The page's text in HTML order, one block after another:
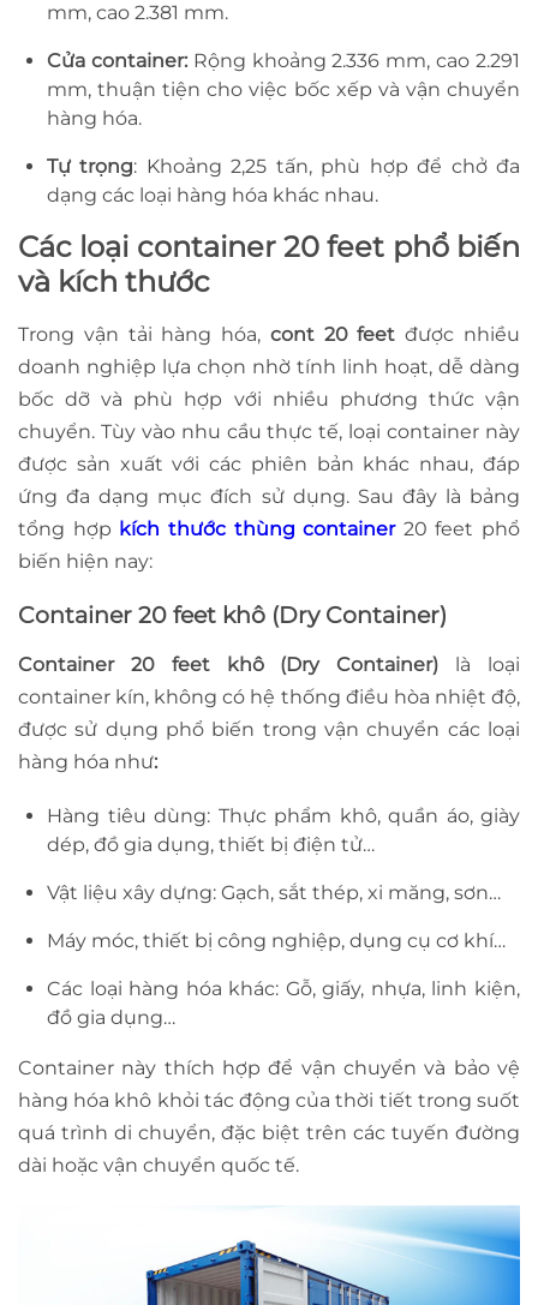
mm, cao 2.381 mm.
Cửa container:Rộng khoảng 2.336 mm, cao 2.291
mm, thuận tiện cho việc bốc xếp và vận chuyển
hàng hóa.
Tự trọng: Khoảng 2,25 tấn, phù hợp để chở đa
dạng các loại hàng hóa khác nhau.
Các loại container 20 feet phổ biến
và kích thước
Trong vận tải hàng hóa, cont 20 feetđược nhiều
doanh nghiệp lựa chọn nhờ tính linh hoạt, dễ dàng
bốc dỡ và phù hợp với nhiều phương thức vận
chuyển. Tùy vào nhu cầu thực tế, loại container này
được sản xuất với các phiên bản khác nhau, đáp
ứng đa dạng mục đích sử dụng. Sau đây là bảng
tổng hợp kích thước thùng container 20 feet phổ
biến hiện nay:
Container 20 feet khô (Dry Container)
Container 20 feet khô (Dry Container) là loại
container kín, không có hệ thống điều hòa nhiệt độ,
được sử dụng phổ biến trong vận chuyển các loại
hàng hóa như:
Hàng tiêu dùng: Thực phẩm khô, quần áo, giày
dép, đồ gia dụng, thiết bị điện tử…
Vật liệu xây dựng: Gạch, sắt thép, xi măng, sơn…
Máy móc, thiết bị công nghiệp, dụng cụ cơ khí…
Các loại hàng hóa khác: Gỗ, giấy, nhựa, linh kiện,
đồ gia dụng…
Container này thích hợp để vận chuyển và bảo vệ
hàng hóa khô khỏi tác động của thời tiết trong suốt
quá trình di chuyển, đặc biệt trên các tuyến đường
dài hoặc vận chuyển quốc tế.